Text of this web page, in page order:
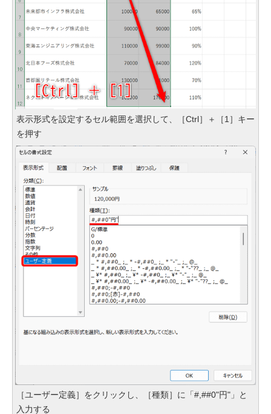
表示形式を設定するセル範囲を選択して、［Ctrl］＋［1］キー
を押す
［ユーザー定義］をクリックし、［種類］に「#,##0"円"」と
入力する